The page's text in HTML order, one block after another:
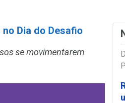
Dia do Desafio
se movimentarem